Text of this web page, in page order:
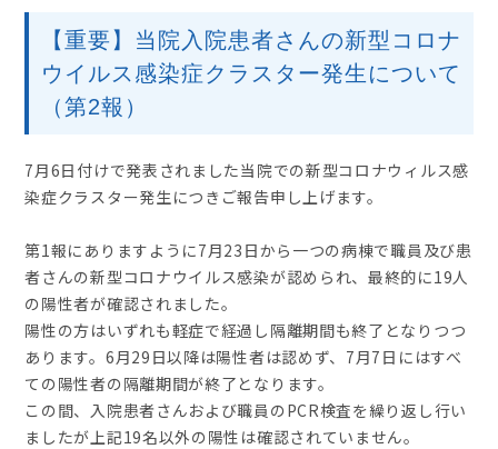
【重要】当院入院患者さんの新型コロナ
ウイルス感染症クラスター発生について
（第2報）
7月6日付けで発表されました当院での新型コロナウィルス感
染症クラスター発生につきご報告申し上げます。
第1報にありますように7月23日から一つの病棟で職員及び患
者さんの新型コロナウイルス感染が認められ、最終的に19人
の陽性者が確認されました。
陽性の方はいずれも軽症で経過し隔離期間も終了となりつつ
あります。6月29日以降は陽性者は認めず、7月7日にはすべ
ての陽性者の隔離期間が終了となります。
この間、入院患者さんおよび職員のPCR検査を繰り返し行い
ましたが上記19名以外の陽性は確認されていません。